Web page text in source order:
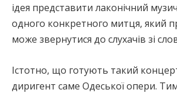
ідея представити лаконічний
одного конкретного митця, який
може звернутися до слухачів зі
Істотно, що готують такий
диригент саме Одеської опери.